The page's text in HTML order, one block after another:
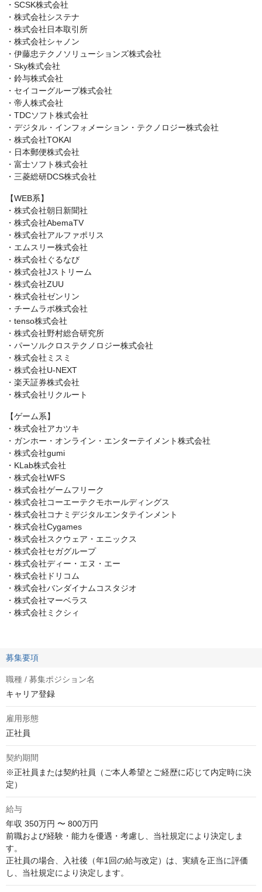
・SCSK株式会社
・株式会社システナ
・株式会社日本取引所
・株式会社シャノン
・伊藤忠テクノソリューションズ株式会社
・Sky株式会社
・鈴与株式会社
・セイコーグループ株式会社
・帝人株式会社
・TDCソフト株式会社
・デジタル・インフォメーション・テクノロジー株式会社
・株式会社TOKAI
・日本郵便株式会社
・富士ソフト株式会社
・三菱総研DCS株式会社
【WEB系】
・株式会社朝日新聞社
・株式会社AbemaTV
・株式会社アルファポリス
・エムスリー株式会社
・株式会社ぐるなび
・株式会社Jストリーム
・株式会社ZUU
・株式会社ゼンリン
・チームラボ株式会社
・tenso株式会社
・株式会社野村総合研究所
・パーソルクロステクノロジー株式会社
・株式会社ミスミ
・株式会社U-NEXT
・楽天証券株式会社
・株式会社リクルート
【ゲーム系】
・株式会社アカツキ
・ガンホー・オンライン・エンターテイメント株式会社
・株式会社gumi
・KLab株式会社
・株式会社WFS
・株式会社ゲームフリーク
・株式会社コーエーテクモホールディングス
・株式会社コナミデジタルエンタテインメント
・株式会社Cygames
・株式会社スクウェア・エニックス
・株式会社セガグループ
・株式会社ディー・エヌ・エー
・株式会社ドリコム
・株式会社バンダイナムコスタジオ
・株式会社マーベラス
・株式会社ミクシィ
募集要項
職種 / 募集ポジション名
キャリア登録
雇用形態
正社員
契約期間
※正社員または契約社員（ご本人希望とご経歴に応じて内定時に決
定）
給与
年収 350万円 〜 800万円
前職および経験・能力を優遇・考慮し、当社規定により決定しま
す。
正社員の場合、入社後（年1回の給与改定）は、実績を正当に評価
し、当社規定により決定します。